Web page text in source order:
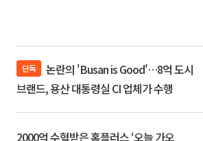
단독
브랜드, 용산 대통령실 CI 업체가 수행
2000억 수혈받은 홈플러스 ‘오늘 가오